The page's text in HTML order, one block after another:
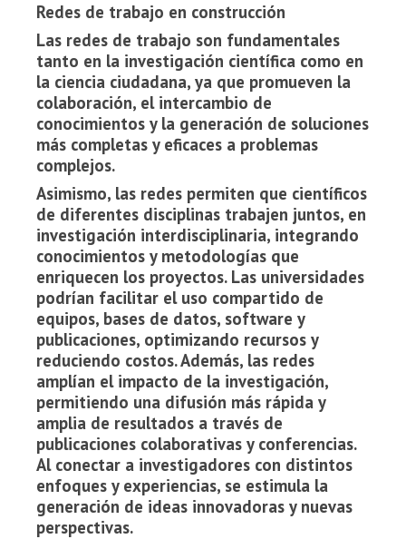
Redes de trabajo en construcción
Las redes de trabajo son fundamentales
tanto en la investigación científica como en
la ciencia ciudadana, ya que promueven la
colaboración, el intercambio de
conocimientos y la generación de soluciones
más completas y eficaces a problemas
complejos.
Asimismo, las redes permiten que científicos
de diferentes disciplinas trabajen juntos, en
investigación interdisciplinaria, integrando
conocimientos y metodologías que
enriquecen los proyectos. Las universidades
podrían facilitar el uso compartido de
equipos, bases de datos, software y
publicaciones, optimizando recursos y
reduciendo costos. Además, las redes
amplían el impacto de la investigación,
permitiendo una difusión más rápida y
amplia de resultados a través de
publicaciones colaborativas y conferencias.
Al conectar a investigadores con distintos
enfoques y experiencias, se estimula la
generación de ideas innovadoras y nuevas
perspectivas.